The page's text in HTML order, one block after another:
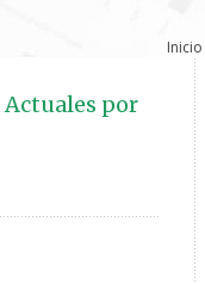
Inicio
por